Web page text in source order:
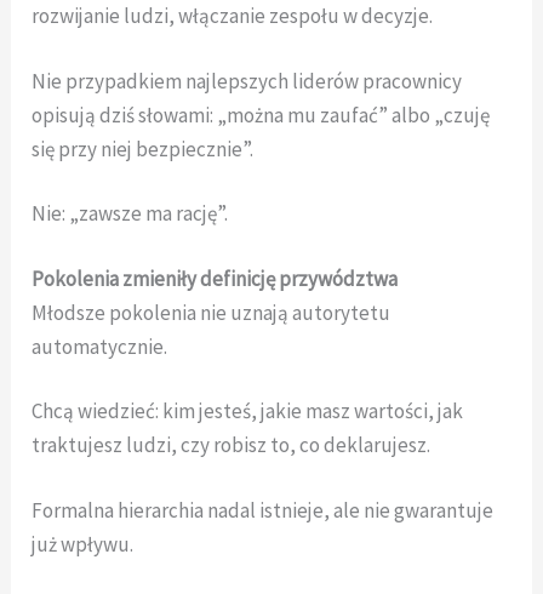
rozwijanie ludzi, włączanie zespołu w decyzje.
Nie przypadkiem najlepszych liderów pracownicy
opisują dziś słowami: „można mu zaufać” albo „czuję
się przy niej bezpiecznie”.
Nie: „zawsze ma rację”.
Pokolenia zmieniły definicję przywództwa
Młodsze pokolenia nie uznają autorytetu
automatycznie.
Chcą wiedzieć: kim jesteś, jakie masz wartości, jak
traktujesz ludzi, czy robisz to, co deklarujesz.
Formalna hierarchia nadal istnieje, ale nie gwarantuje
już wpływu.